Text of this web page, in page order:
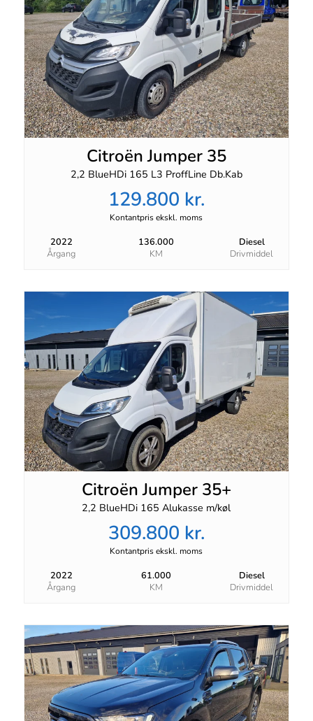
Citroën Jumper 35
2,2 BlueHDi 165 L3 ProffLine Db.Kab
129.800 kr.
Kontantpris ekskl. moms
2022
Årgang
136.000
KM
Diesel
Drivmiddel
Citroën Jumper 35+
2,2 BlueHDi 165 Alukasse m/køl
309.800 kr.
Kontantpris ekskl. moms
2022
Årgang
61.000
KM
Diesel
Drivmiddel